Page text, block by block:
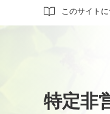
このサイト
サイト内検索
特定非